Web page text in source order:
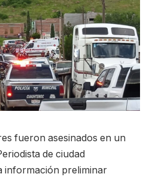
fueron asesinados en un
de ciudad
información preliminar